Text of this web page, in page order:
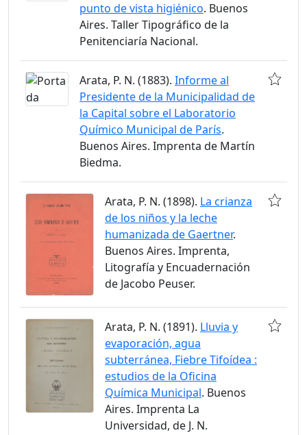
punto de vista higiénico. Buenos
Aires. Taller Tipográfico de la
Penitenciaría Nacional.
Arata, P. N. (1883). Informe al
Presidente de la Municipalidad de
la Capital sobre el Laboratorio
Químico Municipal de París.
Buenos Aires. Imprenta de Martín
Biedma.
Arata, P. N. (1898). La crianza
de los niños y la leche
humanizada de Gaertner.
Buenos Aires. Imprenta,
Litografía y Encuadernación
de Jacobo Peuser.
Arata, P. N. (1891). Lluvia y
evaporación, agua
subterránea, Fiebre Tifoídea :
estudios de la Oficina
Química Municipal. Buenos
Aires. Imprenta La
Universidad, de J. N.